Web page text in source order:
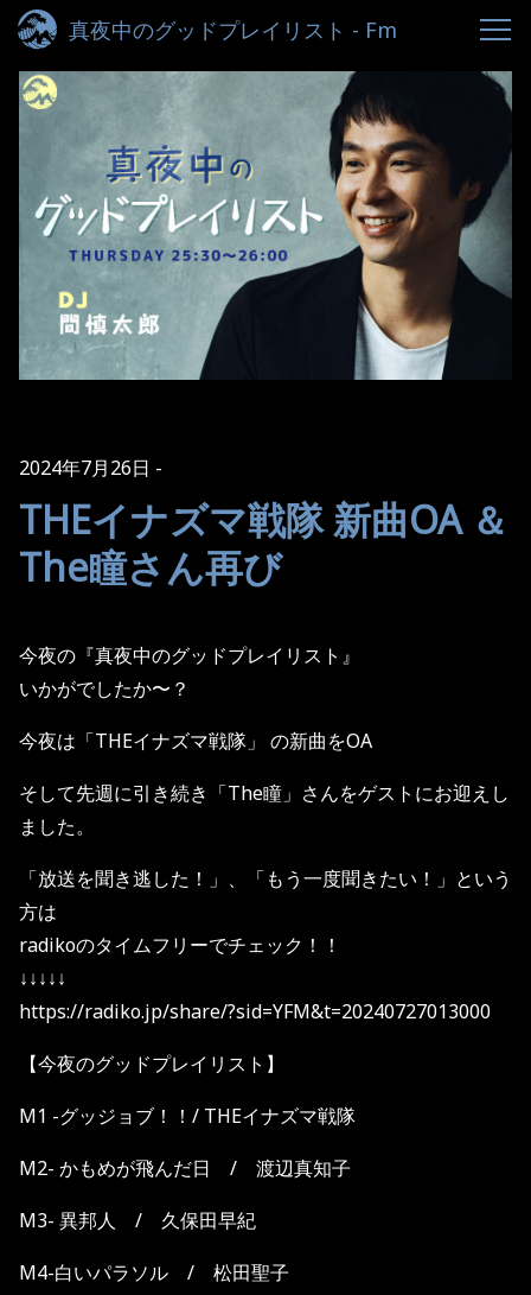
真夜中のグッドプレイリスト - Fm
yokohama 84.7
2024年7月26日
THEイナズマ戦隊 新曲OA ＆
The瞳さん再び
今夜の『真夜中のグッドプレイリスト』
いかがでしたか〜？
今夜は「THEイナズマ戦隊」 の新曲をOA
そして先週に引き続き「The瞳」さんをゲストにお迎えし
ました。
「放送を聞き逃した！」、「もう一度聞きたい！」という
方は
radikoのタイムフリーでチェック！！
↓↓↓↓↓
https://radiko.jp/share/?sid=YFM&t=20240727013000
【今夜のグッドプレイリスト】
M1 -グッジョブ！！/ THEイナズマ戦隊
M2- かもめが飛んだ日 / 渡辺真知子
M3- 異邦人 / 久保田早紀
M4-白いパラソル / 松田聖子